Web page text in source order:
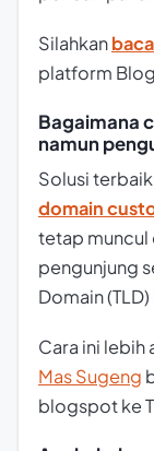
Silahkan
platform
Bagaimana
namun
Solusi
domain
tetap muncul
pengunjung
Domain
Cara ini lebih
Mas Sugeng
blogspotke